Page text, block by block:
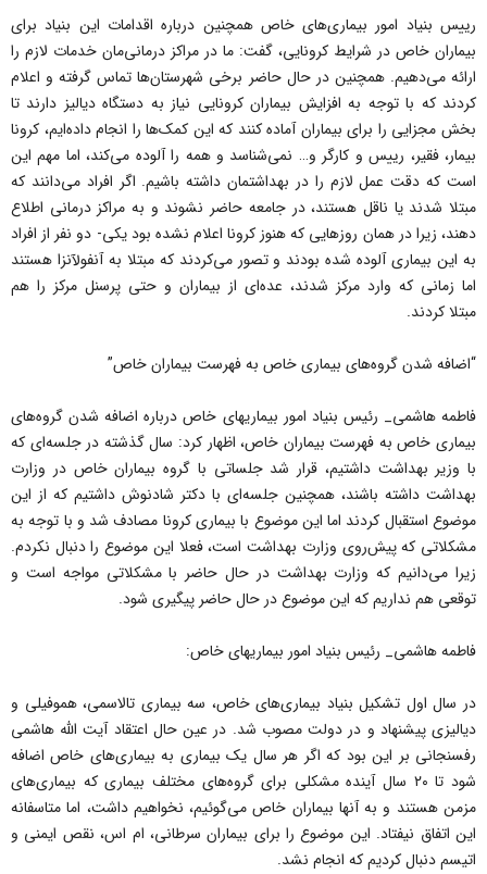
رییس بنیاد امور بیماری‌های خاص همچنین درباره اقدامات این بنیاد برای
بیماران خاص در شرایط کرونایی، گفت: ما در مراکز درمانی‌مان خدمات لازم را
ارائه می‌دهیم. همچنین در حال حاضر برخی شهرستان‌ها تماس گرفته‌ و اعلام
کردند که با توجه به افزایش بیماران کرونایی نیاز به دستگاه دیالیز دارند تا
بخش مجزایی را برای بیماران آماده کنند که این کمک‌ها را انجام داده‌ایم، کرونا
بیمار، فقیر، رییس و کارگر و… نمی‌شناسد و همه را آلوده می‌کند، اما مهم این
است که دقت عمل لازم را در بهداشتمان داشته باشیم. اگر افراد می‌دانند که
مبتلا شدند یا ناقل هستند، در جامعه حاضر نشوند و به مراکز درمانی اطلاع
دهند، زیرا در همان روزهایی که هنوز کرونا اعلام نشده بود یکی- دو نفر از افراد
به این بیماری آلوده شده بودند و تصور می‌کردند که مبتلا به آنفولآنزا هستند
اما زمانی که وارد مرکز شدند، عده‌ای از بیماران و حتی پرسنل مرکز را هم
مبتلا کردند.
“اضافه شدن گروه‌های بیماری خاص به فهرست بیماران خاص”
فاطمه هاشمی_ رئیس بنیاد امور بیماریهای خاص درباره اضافه شدن گروه‌های
بیماری خاص به فهرست بیماران خاص، اظهار کرد: سال گذشته در جلسه‌ای که
با وزیر بهداشت داشتیم، قرار شد جلساتی با گروه بیماران خاص در وزارت
بهداشت داشته باشند، همچنین جلسه‌ای با دکتر شادنوش داشتیم که از این
موضوع استقبال کردند اما این موضوع با بیماری کرونا مصادف شد و با توجه به
مشکلاتی که پیش‌روی وزارت بهداشت است، فعلا این موضوع را دنبال نکردم.
زیرا می‌دانیم که وزارت بهداشت در حال حاضر با مشکلاتی مواجه است و
توقعی هم نداریم که این موضوع در حال حاضر پیگیری شود.
فاطمه هاشمی_ رئیس بنیاد امور بیماریهای خاص:
در سال اول تشکیل بنیاد بیماری‌های خاص، سه بیماری تالاسمی، هموفیلی و
دیالیزی پیشنهاد و در دولت مصوب شد. در عین حال اعتقاد آیت الله هاشمی
رفسنجانی بر این بود که اگر هر سال یک بیماری به بیماری‌های خاص اضافه
شود تا ۲۰ سال آینده مشکلی برای گروه‌های مختلف بیماری که بیماری‌های
مزمن هستند و به آنها بیماران خاص می‌گوئیم، نخواهیم داشت، اما متاسفانه
این اتفاق نیفتاد. این موضوع را برای بیماران سرطانی، ام اس، نقص ایمنی و
اتیسم دنبال کردیم که انجام نشد.